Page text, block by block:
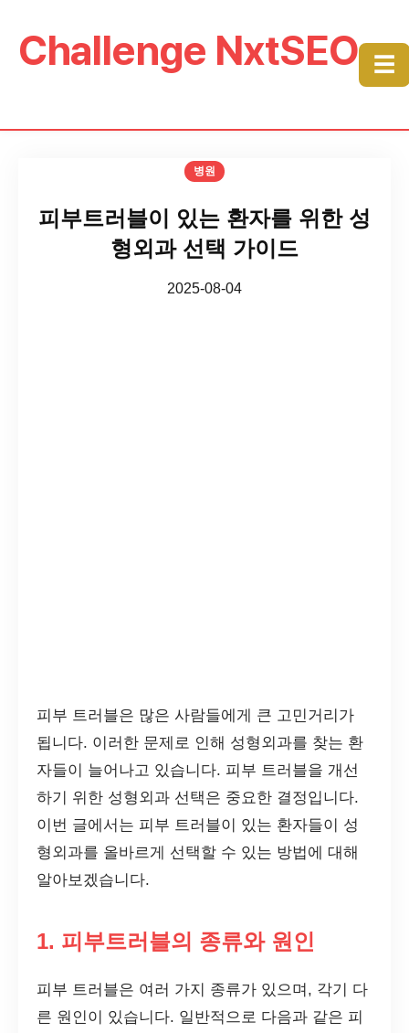
Challenge NxtSEO ☰
병원
피부트러블이 있는 환자를 위한 성
형외과 선택 가이드
2025-08-04
피부 트러블은 많은 사람들에게 큰 고민거리가
됩니다. 이러한 문제로 인해 성형외과를 찾는 환
자들이 늘어나고 있습니다. 피부 트러블을 개선
하기 위한 성형외과 선택은 중요한 결정입니다.
이번 글에서는 피부 트러블이 있는 환자들이 성
형외과를 올바르게 선택할 수 있는 방법에 대해
알아보겠습니다.
1. 피부트러블의 종류와 원인
피부 트러블은 여러 가지 종류가 있으며, 각기 다
른 원인이 있습니다. 일반적으로 다음과 같은 피